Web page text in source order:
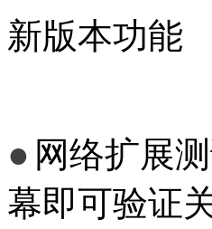
新版本功能
● 网络扩展
幕即可验证